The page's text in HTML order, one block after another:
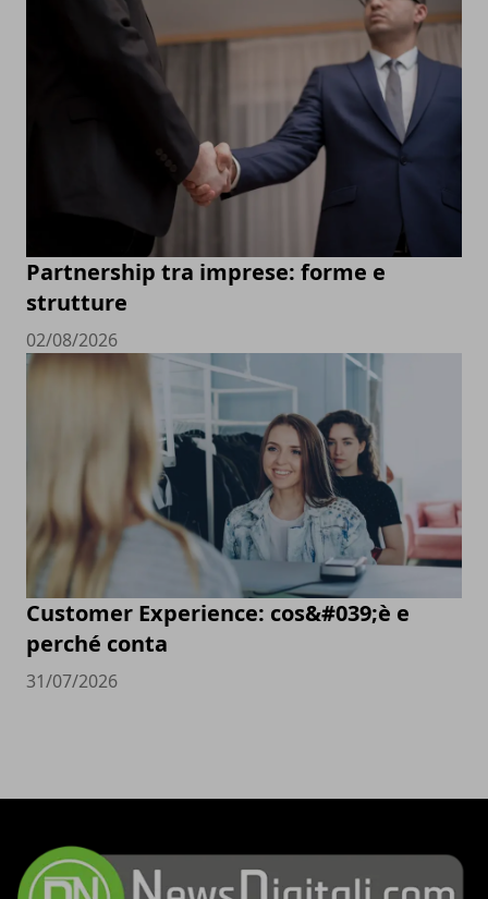
Partnership tra imprese: forme e
strutture
02/08/2026
Customer Experience: cos&#039;è e
perché conta
31/07/2026